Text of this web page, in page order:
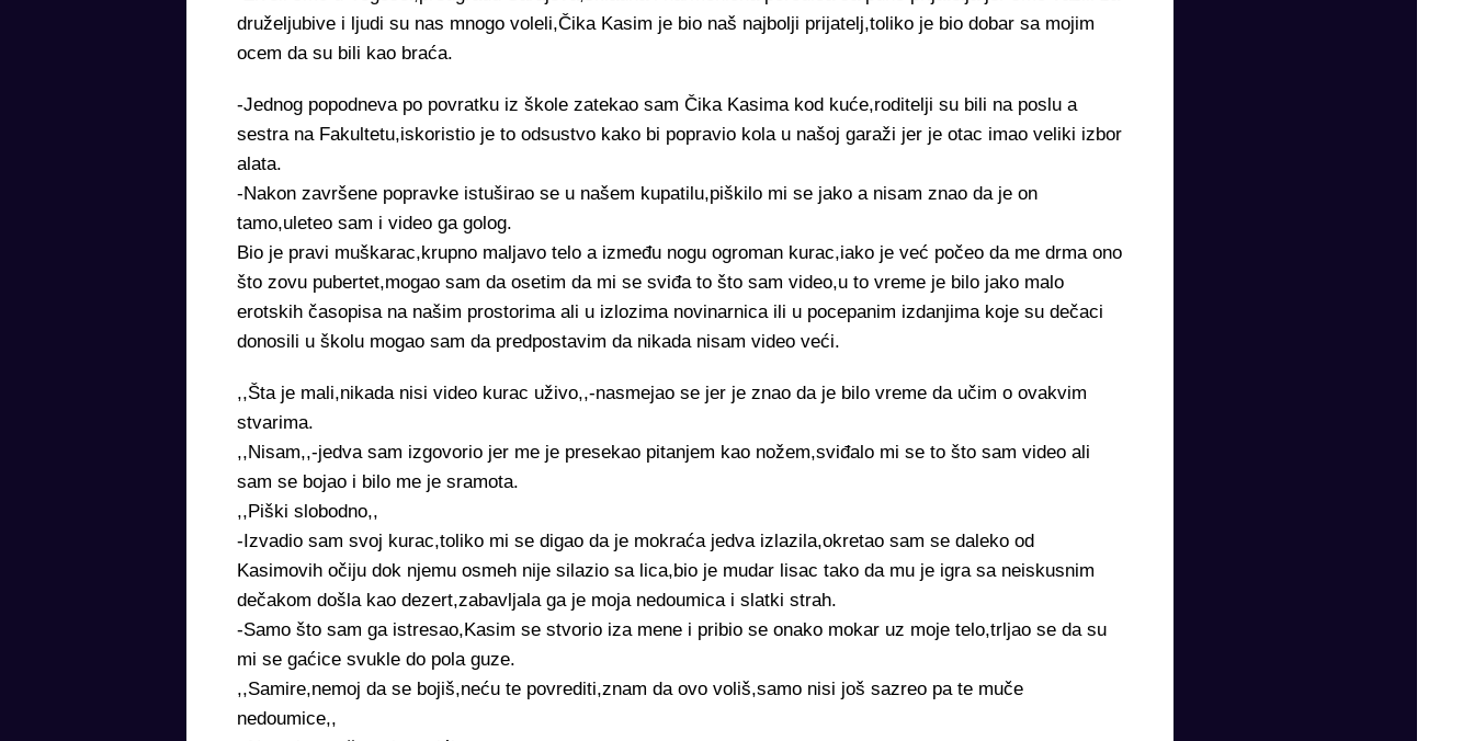
druželjubive i ljudi su nas mnogo voleli,Čika Kasim je bio naš najbolji prijatelj,toliko je bio dobar sa mojim
ocem da su bili kao braća.
-Jednog popodneva po povratku iz škole zatekao sam Čika Kasima kod kuće,roditelji su bili na poslu a
sestra na Fakultetu,iskoristio je to odsustvo kako bi popravio kola u našoj garaži jer je otac imao veliki izbor
alata.
-Nakon završene popravke istuširao se u našem kupatilu,piškilo mi se jako a nisam znao da je on
tamo,uleteo sam i video ga golog.
Bio je pravi muškarac,krupno maljavo telo a između nogu ogroman kurac,iako je već počeo da me drma ono
što zovu pubertet,mogao sam da osetim da mi se sviđa to što sam video,u to vreme je bilo jako malo
erotskih časopisa na našim prostorima ali u izlozima novinarnica ili u pocepanim izdanjima koje su dečaci
donosili u školu mogao sam da predpostavim da nikada nisam video veći.
,,Šta je mali,nikada nisi video kurac uživo,,-nasmejao se jer je znao da je bilo vreme da učim o ovakvim
stvarima.
,,Nisam,,-jedva sam izgovorio jer me je presekao pitanjem kao nožem,sviđalo mi se to što sam video ali
sam se bojao i bilo me je sramota.
,,Piški slobodno,,
-Izvadio sam svoj kurac,toliko mi se digao da je mokraća jedva izlazila,okretao sam se daleko od
Kasimovih očiju dok njemu osmeh nije silazio sa lica,bio je mudar lisac tako da mu je igra sa neiskusnim
dečakom došla kao dezert,zabavljala ga je moja nedoumica i slatki strah.
-Samo što sam ga istresao,Kasim se stvorio iza mene i pribio se onako mokar uz moje telo,trljao se da su
mi se gaćice svukle do pola guze.
,,Samire,nemoj da se bojiš,neću te povrediti,znam da ovo voliš,samo nisi još sazreo pa te muče
nedoumice,,